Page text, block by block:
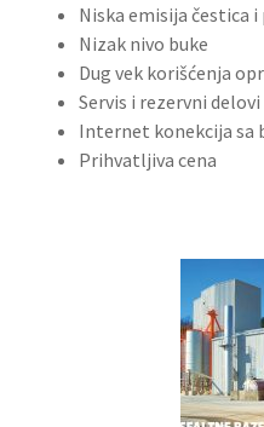
Niska emisija čestica i
Nizak nivo buke
Dug vek korišćenja
Servis i rezervni delovi
Internet konekcija sa
Prihvatljiva cena